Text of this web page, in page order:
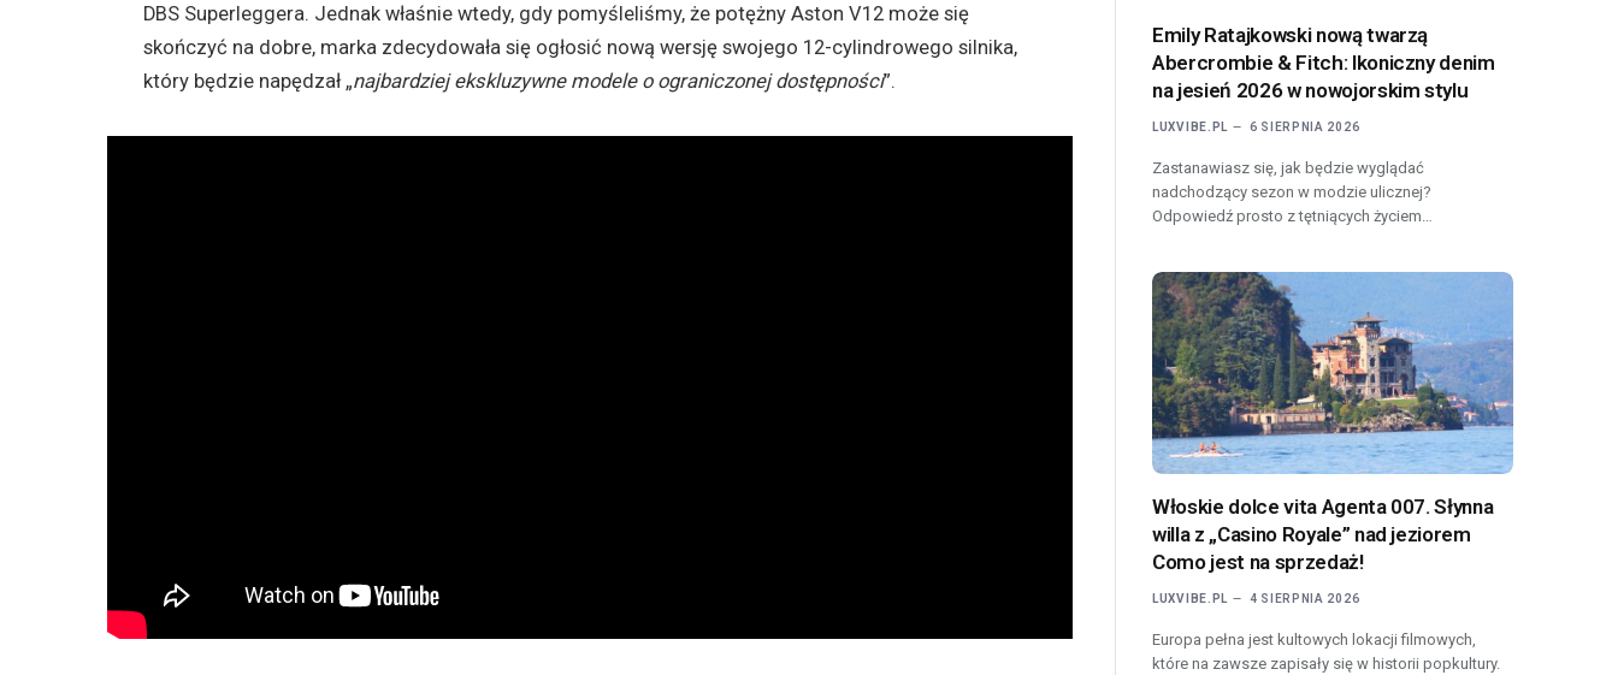
DBS Superleggera. Jednak właśnie wtedy, gdy pomyśleliśmy, że potężny Aston V12 może się
skończyć na dobre, marka zdecydowała się ogłosić nową wersję swojego 12-cylindrowego silnika,
który będzie napędzał „najbardziej ekskluzywne modele o ograniczonej dostępności”.
Emily Ratajkowski nową twarzą
Abercrombie & Fitch: Ikoniczny denim
na jesień 2026 w nowojorskim stylu
LUXVIBE.PL 6 SIERPNIA 2026
Zastanawiasz się, jak będzie wyglądać
nadchodzący sezon w modzie ulicznej?
Odpowiedź prosto z tętniących życiem…
Włoskie dolce vita Agenta 007. Słynna
willa z „Casino Royale” nad jeziorem
Como jest na sprzedaż!
LUXVIBE.PL 4 SIERPNIA 2026
Europa pełna jest kultowych lokacji filmowych,
które na zawsze zapisały się w historii popkultury.